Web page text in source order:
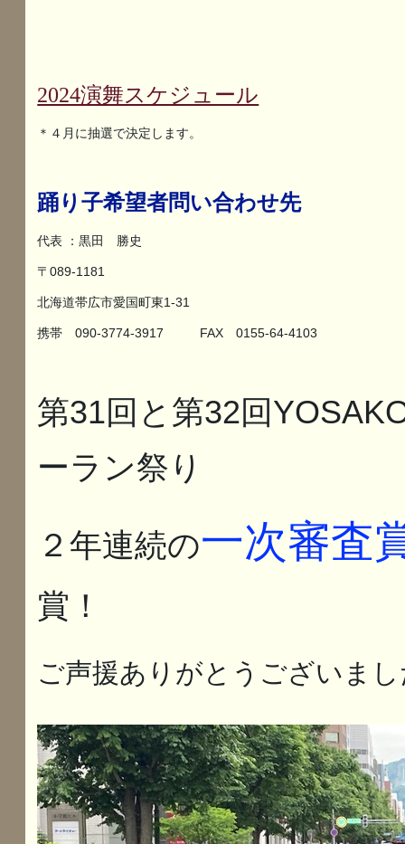
2024演舞スケジュール
＊４月に抽選で決定します。
踊り子希望者問い合わせ先
代表 ：黒田 勝史
〒089-1181
北海道帯広市愛国町東1-31
携帯 090-3774-3917 FAX 0155-64-4103
第31回と第32回
ーラン祭り
２年連続の一次審査
賞！
ご声援ありがとうございま